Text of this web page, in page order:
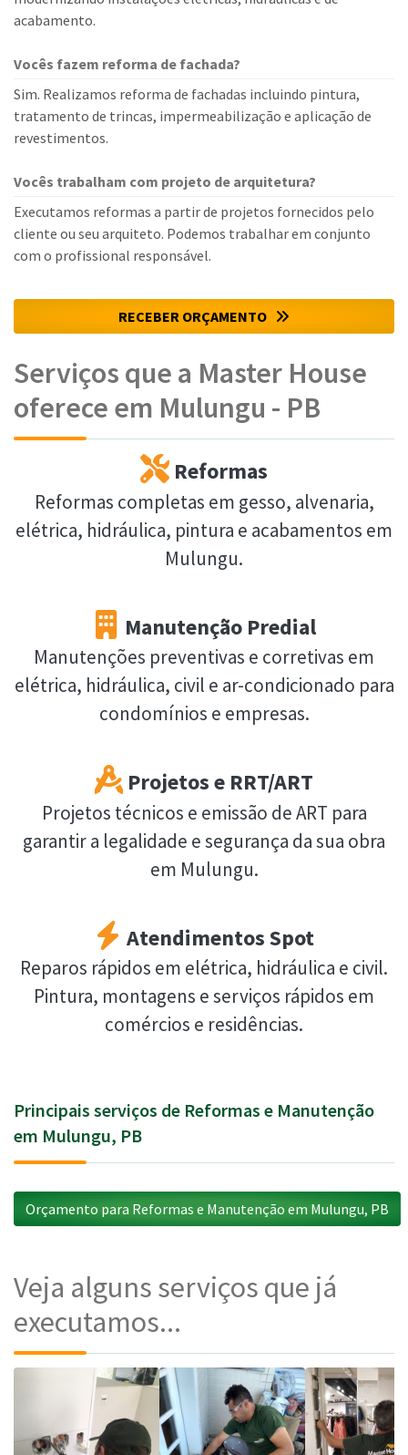
acabamento.
Vocês fazem reforma de fachada?
Sim. Realizamos reforma de fachadas incluindo pintura,
tratamento de trincas, impermeabilização e aplicação de
revestimentos.
Vocês trabalham com projeto de arquitetura?
Executamos reformas a partir de projetos fornecidos pelo
cliente ou seu arquiteto. Podemos trabalhar em conjunto
com o profissional responsável.
RECEBER ORÇAMENTO
Serviços que a Master House
oferece em Mulungu - PB
Reformas
Reformas completas em gesso, alvenaria,
elétrica, hidráulica, pintura e acabamentos em
Mulungu.
Manutenção Predial
Manutenções preventivas e corretivas em
elétrica, hidráulica, civil e ar-condicionado para
condomínios e empresas.
Projetos e RRT/ART
Projetos técnicos e emissão de ART para
garantir a legalidade e segurança da sua obra
em Mulungu.
Atendimentos Spot
Reparos rápidos em elétrica, hidráulica e civil.
Pintura, montagens e serviços rápidos em
comércios e residências.
Principais serviços de Reformas e Manutenção
em Mulungu, PB
Orçamento para Reformas e Manutenção em Mulungu, PB
Veja alguns serviços que já
executamos...